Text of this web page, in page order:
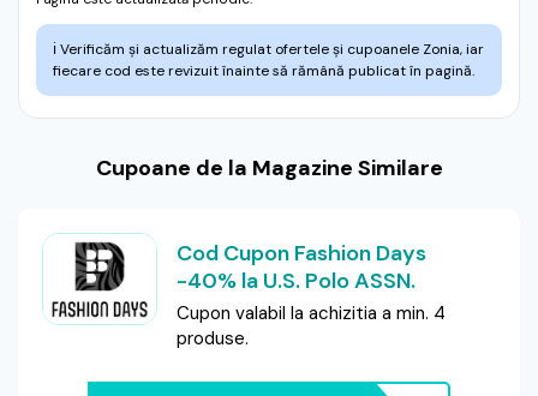
ℹ️ Verificăm și actualizăm regulat ofertele și cupoanele Zonia, iar
fiecare cod este revizuit înainte să rămână publicat în pagină.
Cupoane de la Magazine Similare
Cod Cupon Fashion Days
-40% la U.S. Polo ASSN.
Cupon valabil la achizitia a min. 4
produse.